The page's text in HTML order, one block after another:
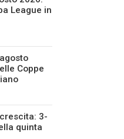
League in
Coppe
3-
quinta